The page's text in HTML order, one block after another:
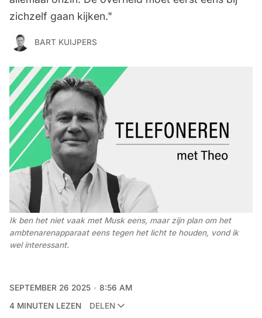
zichzelf gaan kijken."
BART KUIJPERS
Ik ben het niet vaak met Musk eens, maar zijn plan om het
ambtenarenapparaat eens tegen het licht te houden, vond ik
wel interessant.
SEPTEMBER 26 2025
8:56 AM
4 MINUTEN LEZEN
DELEN